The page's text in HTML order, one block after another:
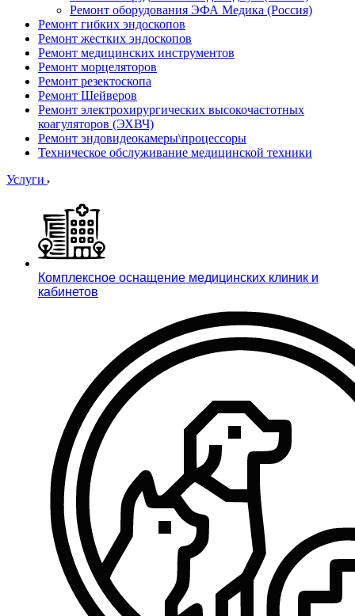
Ремонт оборудования ЭФА Медика (Россия)
Ремонт гибких эндоскопов
Ремонт жестких эндоскопов
Ремонт медицинских инструментов
Ремонт морцеляторов
Ремонт резектоскопа
Ремонт Шейверов
Ремонт электрохирургических высокочастотных
коагуляторов (ЭХВЧ)
Ремонт эндовидеокамеры\процессоры
Техническое обслуживание медицинской техники
Услуги
Комплексное оснащение медицинских клиник и
кабинетов